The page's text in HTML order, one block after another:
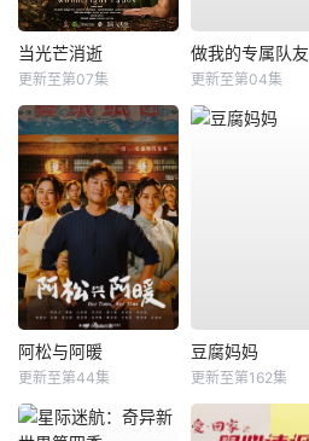
当光芒消逝
更新至第07集
做我的专属队友
更新至第04集
阿松与阿暖
更新至第44集
豆腐妈妈
更新至第162集